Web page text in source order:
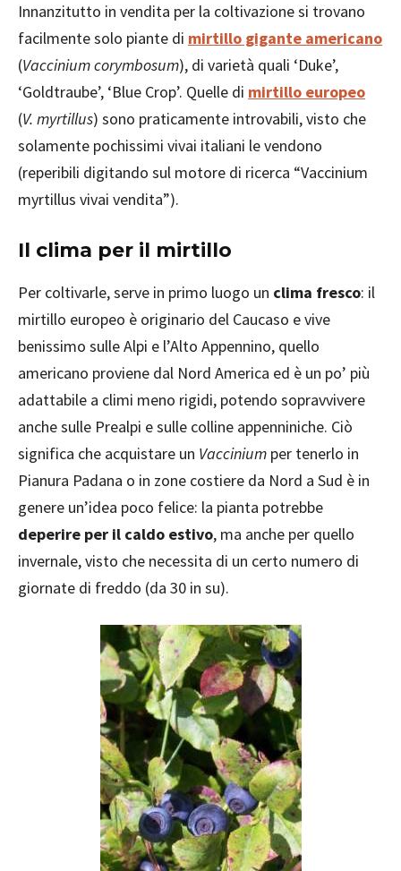
Innanzitutto in vendita per la coltivazione si trovano
facilmente solo piante di mirtillo gigante americano
(Vaccinium corymbosum), di varietà quali ‘Duke’,
‘Goldtraube’, ‘Blue Crop’. Quelle di mirtillo europeo
(V. myrtillus) sono praticamente introvabili, visto che
solamente pochissimi vivai italiani le vendono
(reperibili digitando sul motore di ricerca “Vaccinium
myrtillus vivai vendita”).
Il clima per il mirtillo
Per coltivarle, serve in primo luogo un clima fresco: il
mirtillo europeo è originario del Caucaso e vive
benissimo sulle Alpi e l’Alto Appennino, quello
americano proviene dal Nord America ed è un po’ più
adattabile a climi meno rigidi, potendo sopravvivere
anche sulle Prealpi e sulle colline appenniniche. Ciò
significa che acquistare un Vaccinium per tenerlo in
Pianura Padana o in zone costiere da Nord a Sud è in
genere un’idea poco felice: la pianta potrebbe
deperire per il caldo estivo, ma anche per quello
invernale, visto che necessita di un certo numero di
giornate di freddo (da 30 in su).